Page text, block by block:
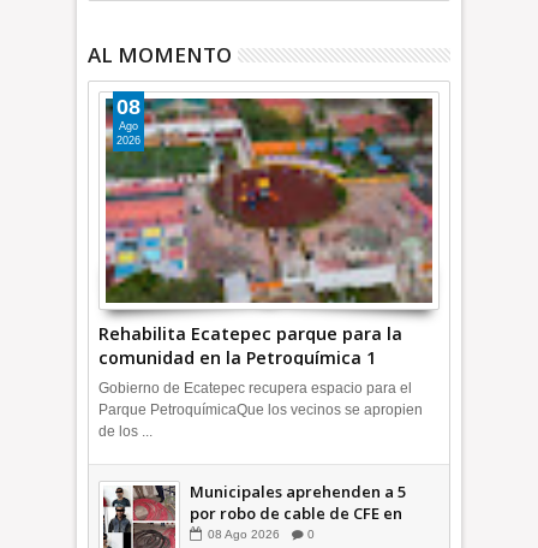
AL MOMENTO
Rehabilita Ecatepec parque para la
comunidad en la Petroquímica 1
+Video | INFORMA
08
Ago
2026
Gobierno de Ecatepec recupera espacio para el
Parque PetroquímicaQue los vecinos se apropien
de los ...
Municipales aprehenden a 5
por robo de cable de CFE en
Jardines de Casa Nueva +Video
08 Ago 2026 0